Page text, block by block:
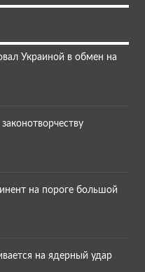
Украиной в обмен на
на пороге большой
на ядерный удар